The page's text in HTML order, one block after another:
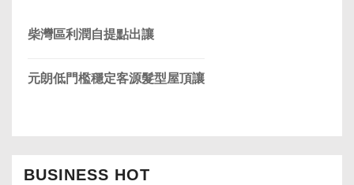
柴灣區利潤自提點出讓
元朗低門檻穩定客源髮型屋頂讓
BUSINESS HOT